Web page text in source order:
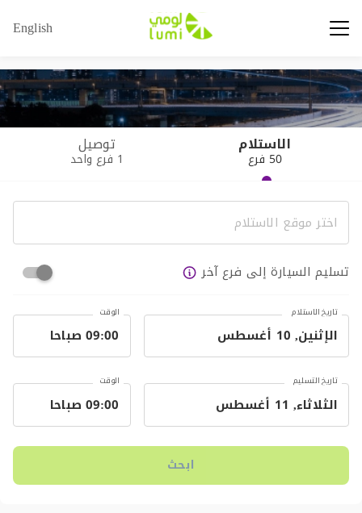
English
الاستلام
50 فرع
توصيل
1 فرع واحد
تسليم السيارة إلى فرع آخر
تاريخ الاستلام الوقت
تاريخ التسليم الوقت
ابحث